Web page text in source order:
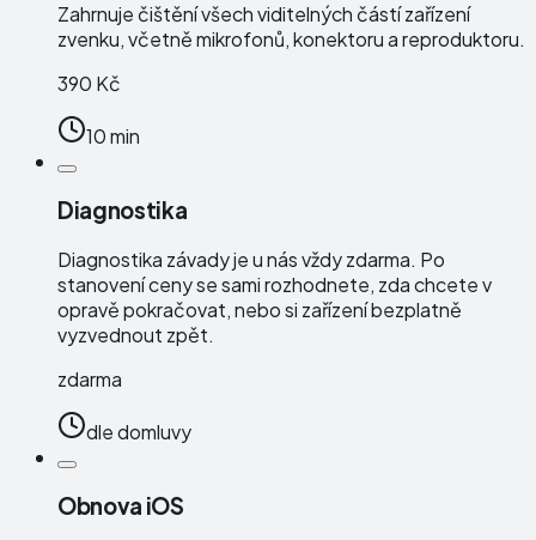
Zahrnuje čištění všech viditelných částí zařízení
zvenku, včetně mikrofonů, konektoru a reproduktoru.
390 Kč
10 min
Diagnostika
Diagnostika závady je u nás vždy zdarma. Po
stanovení ceny se sami rozhodnete, zda chcete v
opravě pokračovat, nebo si zařízení bezplatně
vyzvednout zpět.
zdarma
dle domluvy
Obnova iOS